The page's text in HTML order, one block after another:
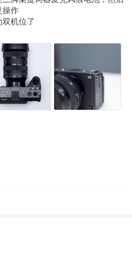
操作
机位了